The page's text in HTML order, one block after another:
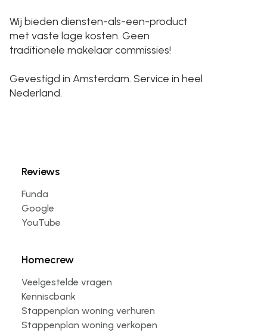
Wij bieden diensten-als-een-product
met vaste lage kosten. Geen
traditionele makelaar commissies!
Gevestigd in Amsterdam. Service in heel
Nederland.
Reviews
Funda
Google
YouTube
Homecrew
Veelgestelde vragen
Kenniscbank
Stappenplan woning verhuren
Stappenplan woning verkopen